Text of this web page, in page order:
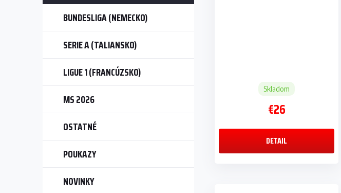
BUNDESLIGA (NEMECKO)
SERIE A (TALIANSKO)
LIGUE 1 (FRANCÚZSKO)
MS 2026
OSTATNÉ
POUKAZY
NOVINKY
Skladom
€26
DETAIL